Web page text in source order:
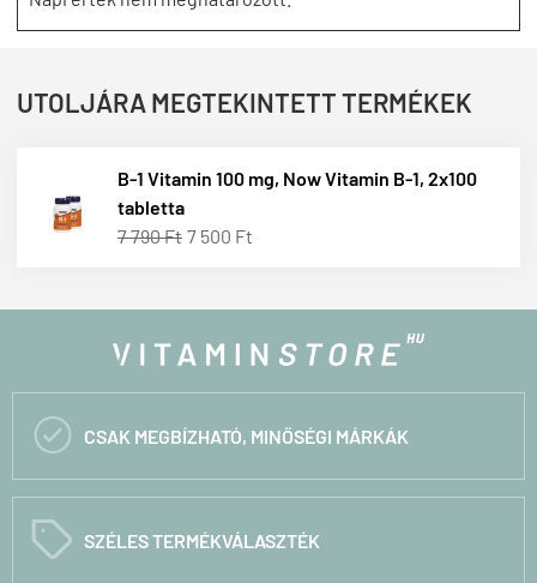
UTOLJÁRA MEGTEKINTETT TERMÉKEK
B-1 Vitamin 100 mg, Now Vitamin B-1, 2x100
tabletta
7 790 Ft 7 500 Ft
 CSAK MEGBÍZHATÓ, MINŐSÉGI MÁRKÁK
C SZÉLES TERMÉKVÁLASZTÉK